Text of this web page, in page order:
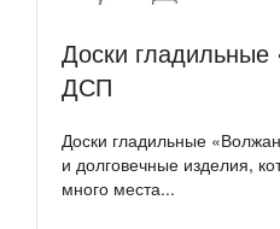
Доски гладильные
ДСП
Доски гладильные
и долговечные изделия,
много места...